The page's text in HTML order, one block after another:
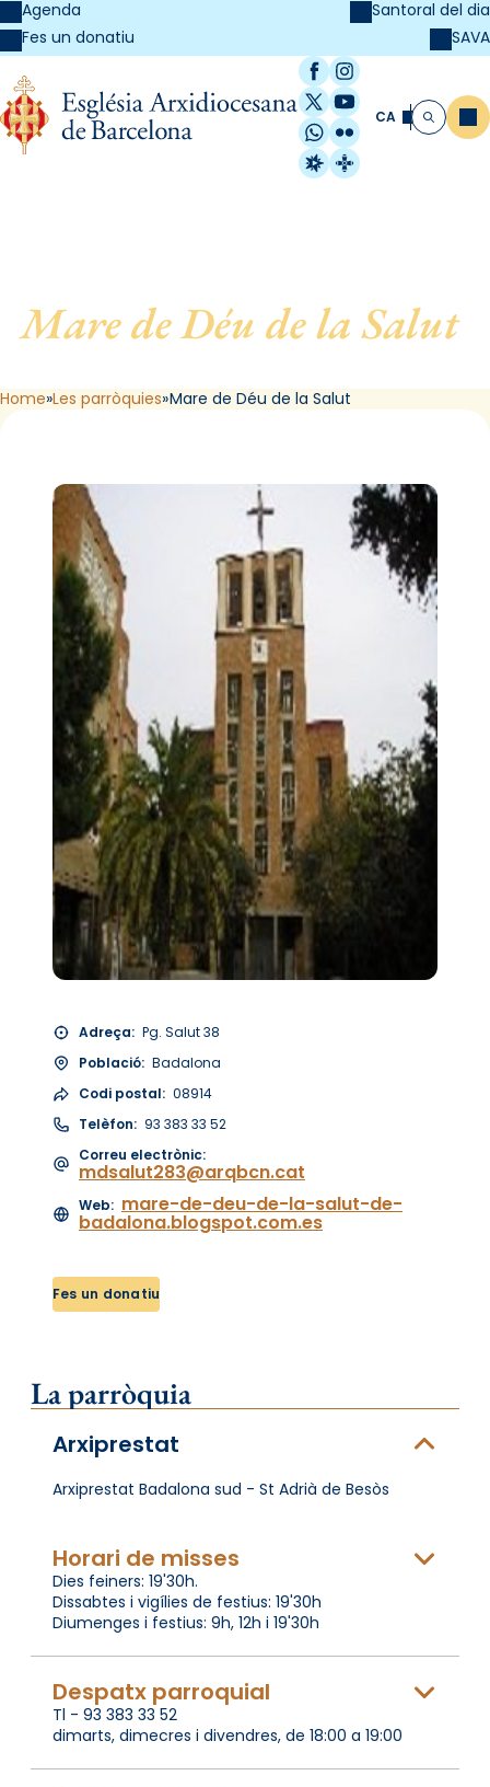
Agenda
Fes un donatiu
Santoral del dia
SAVA
Facebook
Instagram
X / Twitter
YouTube
WhatsApp
Flickr
Radio Estel
Catalunya
CA Cerca
Mare de Déu de la Salut,
Home Les parròquies Mare de Déu de la Salut
Adreça: Pg. Salut 38
Població: Badalona
Codi postal: 08914
Telèfon: 93 383 33 52
Correu electrònic:
mdsalut283@arqbcn.cat
Web: mare-de-deu-de-la-salut-de-
badalona.blogspot.com.es
Fes un donatiu
La parròquia
Arxiprestat
Arxiprestat Badalona sud - St Adrià de Besòs
Horari de misses
Dies feiners: 19'30h.
Dissabtes i vigílies de festius: 19'30h
Diumenges i festius: 9h, 12h i 19'30h
Despatx parroquial
Tl - 93 383 33 52
dimarts, dimecres i divendres, de 18:00 a 19:00